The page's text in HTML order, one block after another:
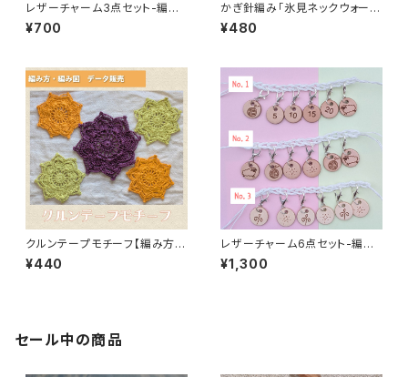
レザーチャーム3点セット-編み
物用ステッチマーカー
¥700
かぎ針編み「氷見ネックウォーマ
ー」編み方と編み図
¥480
クルンテープモチーフ【編み方・
編み図データ販売】
¥440
レザーチャーム6点セット-編み
物用ステッチマーカー
¥1,300
セール中の商品